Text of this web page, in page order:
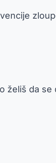
želiš da